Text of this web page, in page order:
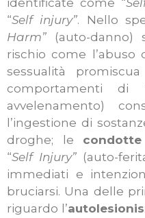
identificate come “
“Self injury”. Nello
Harm” (auto-danno)
rischio come l’abuso
sessualità
comportamenti di
avvelenamento)
l’ingestione di
droghe; le
“Self Injury” (auto-
immediati e
bruciarsi. Una delle
riguardo l’